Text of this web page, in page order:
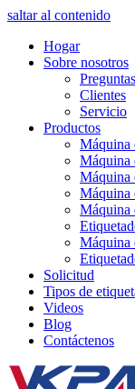
saltar al contenido
Hogar
Sobre nosotros
Clientes
Servicio
Productos
Máquina
Máquina
Máquina
Máquina
Máquina
Máquina
Solicitud
Tipos de
Videos
Blog
Contáctenos